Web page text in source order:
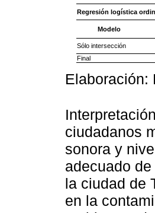
Regresión logística
Modelo
Sólo intersección
Final
Elaboración:
ciudadanos
sonora y
adecuado
la ciudad de
en la